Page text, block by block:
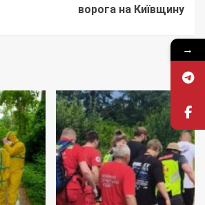
ворога на Київщину
→